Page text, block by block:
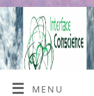
MENU